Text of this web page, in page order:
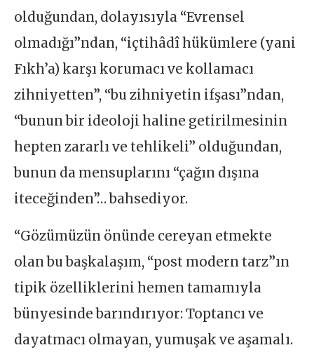
olduğundan, dolayısıyla “Evrensel
olmadığı”ndan, “içtihâdî hükümlere (yani
Fıkh’a) karşı korumacı ve kollamacı
zihniyetten”, “bu zihniyetin ifşası”ndan,
“bunun bir ideoloji haline getirilmesinin
hepten zararlı ve tehlikeli” olduğundan,
bunun da mensuplarını “çağın dışına
iteceğinden”… bahsediyor.
“Gözümüzün önünde cereyan etmekte
olan bu başkalaşım, “post modern tarz”ın
tipik özelliklerini hemen tamamıyla
bünyesinde barındırıyor: Toptancı ve
dayatmacı olmayan, yumuşak ve aşamalı.